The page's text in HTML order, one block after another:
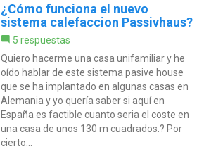
¿Cómo funciona el nuevo
sistema calefaccion Passivhaus?
5 respuestas
Quiero hacerme una casa unifamiliar y he
oído hablar de este sistema pasive house
que se ha implantado en algunas casas en
Alemania y yo quería saber si aquí en
España es factible cuanto seria el coste en
una casa de unos 130 m cuadrados.? Por
cierto...